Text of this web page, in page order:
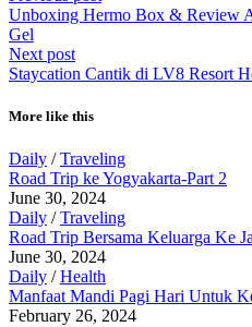
Unboxing Hermo Box & Review
Gel
Next post
Staycation Cantik di LV8 Resort
More like this
Daily /Traveling
Road Trip ke Yogyakarta-Part 2
June 30, 2024
Daily /Traveling
Road Trip Bersama Keluarga Ke
June 30, 2024
Daily /Health
Manfaat Mandi Pagi Hari Untuk
February 26, 2024